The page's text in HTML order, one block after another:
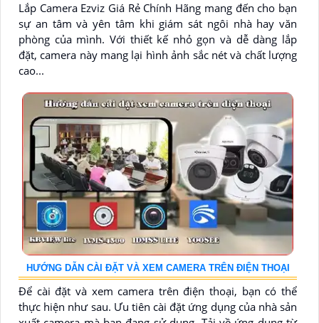
Lắp Camera Ezviz Giá Rẻ Chính Hãng mang đến cho bạn
sự an tâm và yên tâm khi giám sát ngôi nhà hay văn
phòng của mình. Với thiết kế nhỏ gọn và dễ dàng lắp
đặt, camera này mang lại hình ảnh sắc nét và chất lượng
cao...
HƯỚNG DẪN CÀI ĐẶT VÀ XEM CAMERA TRÊN ĐIỆN THOẠI
Để cài đặt và xem camera trên điện thoại, bạn có thể
thực hiện như sau. Ưu tiên cài đặt ứng dụng của nhà sản